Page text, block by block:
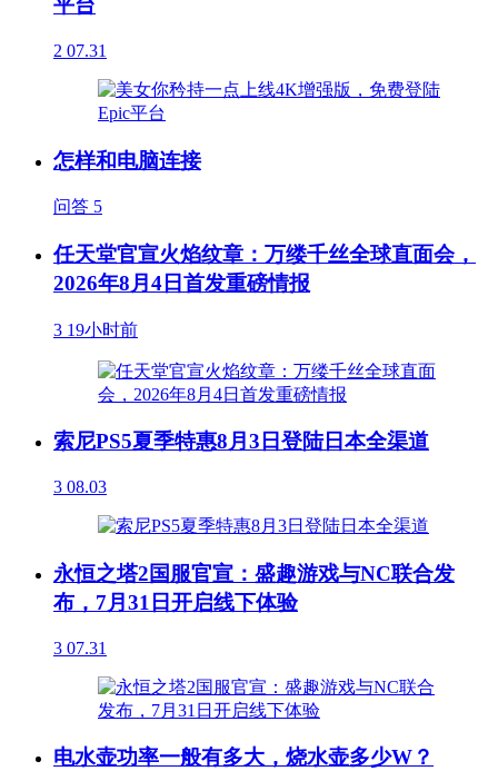
平台
2 07.31
怎样和电脑连接
问答 5
任天堂官宣火焰纹章：万缕千丝全球直面会，
2026年8月4日首发重磅情报
3 19小时前
索尼PS5夏季特惠8月3日登陆日本全渠道
3 08.03
永恒之塔2国服官宣：盛趣游戏与NC联合发
布，7月31日开启线下体验
3 07.31
电水壶功率一般有多大，烧水壶多少W？